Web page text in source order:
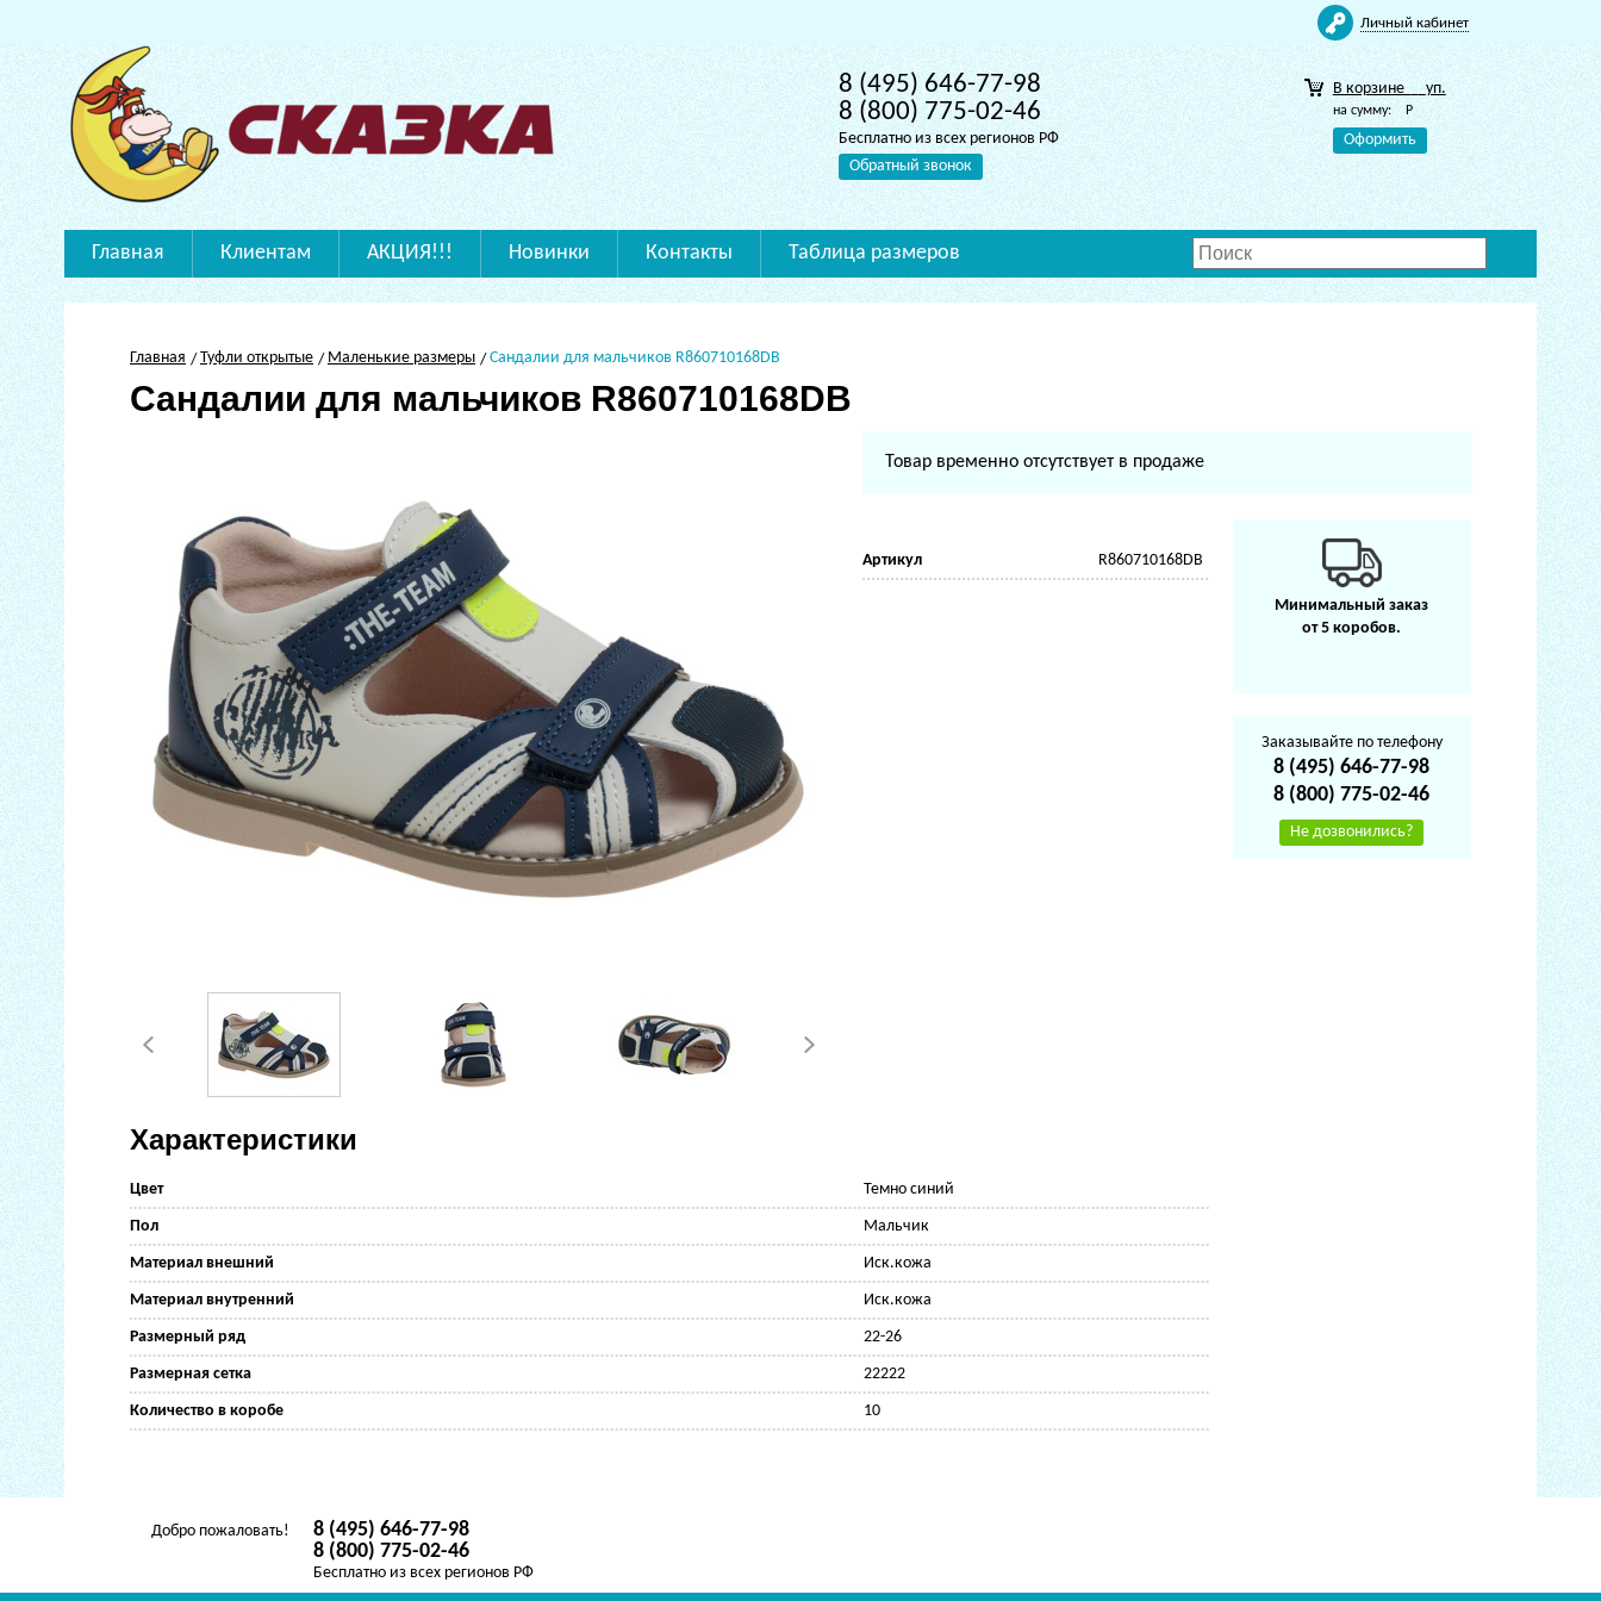
Личный кабинет
8 (495) 646-77-98
8 (800) 775-02-46
Бесплатно из всех регионов РФ
Обратный звонок
В корзине уп.
на сумму: Р
Оформить
Главная Клиентам АКЦИЯ!!! Новинки Контакты Таблица размеров
Главная Туфли открытые Маленькие размеры Сандалии для мальчиков R860710168DB
Сандалии для мальчиков R860710168DB
Товар временно отсутствует в продаже
Артикул R860710168DB
Характеристики
Цвет Темно синий
Пол Мальчик
Материал внешний Иск.кожа
Материал внутренний Иск.кожа
Размерный ряд 22-26
Размерная сетка 22222
Количество в коробе 10
Минимальный заказ
от 5 коробов.
Заказывайте по телефону
8 (495) 646-77-98
8 (800) 775-02-46
Не дозвонились?
Добро пожаловать!
8 (495) 646-77-98
8 (800) 775-02-46
Бесплатно из всех регионов РФ